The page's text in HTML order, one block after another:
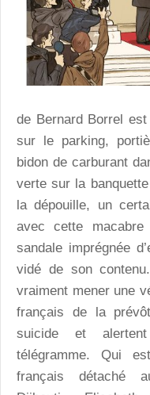
de Bernard Borrel
sur le parking,
bidon de carburant
verte sur la
la dépouille, un
avec cette
sandale imprégnée
vidé de son
vraiment mener une
français de la
suicide et
télégramme. Qui
français détaché